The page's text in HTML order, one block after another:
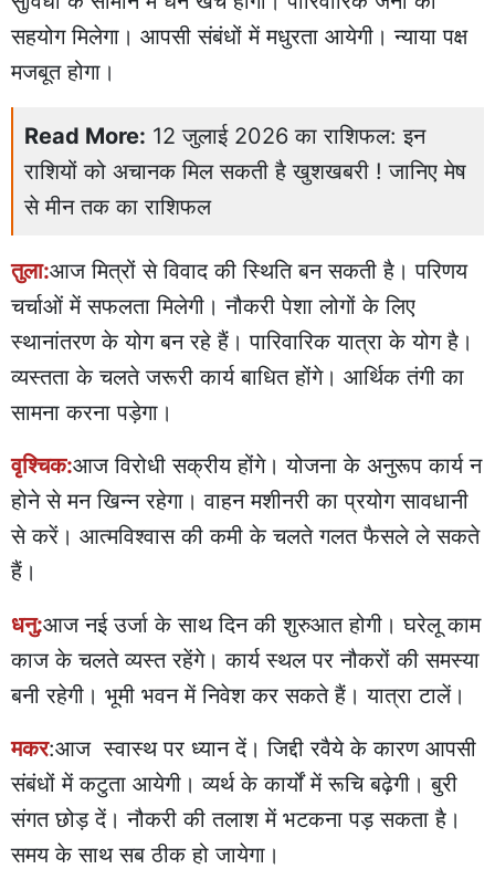
सहयोग मिलेगा। आपसी संबंधों में मधुरता आयेगी। न्याया पक्ष
मजबूत होगा।
Read More: 12 जुलाई 2026 का राशिफल: इन
राशियों को अचानक मिल सकती है खुशखबरी ! जानिए मेष
से मीन तक का राशिफल
तुला:आज मित्रों से विवाद की स्थिति बन सकती है। परिणय
चर्चाओं में सफलता मिलेगी। नौकरी पेशा लोगों के लिए
स्थानांतरण के योग बन रहे हैं। पारिवारिक यात्रा के योग है।
व्यस्तता के चलते जरूरी कार्य बाधित होंगे। आर्थिक तंगी का
सामना करना पड़ेगा।
वृश्चिक:आज विरोधी सक्रीय होंगे। योजना के अनुरूप कार्य न
होने से मन खिन्न रहेगा। वाहन मशीनरी का प्रयोग सावधानी
से करें। आत्मविश्वास की कमी के चलते गलत फैसले ले सकते
हैं।
धनु:आज नई उर्जा के साथ दिन की शुरुआत होगी। घरेलू काम
काज के चलते व्यस्त रहेंगे। कार्य स्थल पर नौकरों की समस्या
बनी रहेगी। भूमी भवन में निवेश कर सकते हैं। यात्रा टालें।
मकर:आज स्वास्थ पर ध्यान दें। जिद्दी रवैये के कारण आपसी
संबंधों में कटुता आयेगी। व्यर्थ के कार्यों में रूचि बढ़ेगी। बुरी
संगत छोड़ दें। नौकरी की तलाश में भटकना पड़ सकता है।
समय के साथ सब ठीक हो जायेगा।